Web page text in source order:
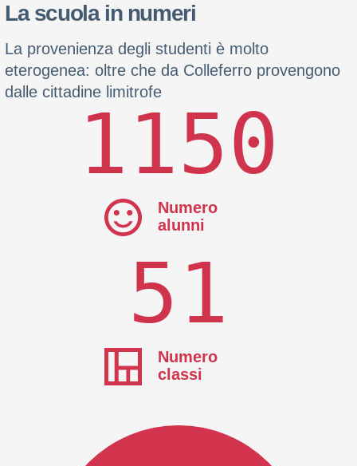
La scuola in numeri
La provenienza degli studenti è molto
eterogenea: oltre che da Colleferro provengono
dalle cittadine limitrofe
1150
Numero
alunni
51
Numero
classi